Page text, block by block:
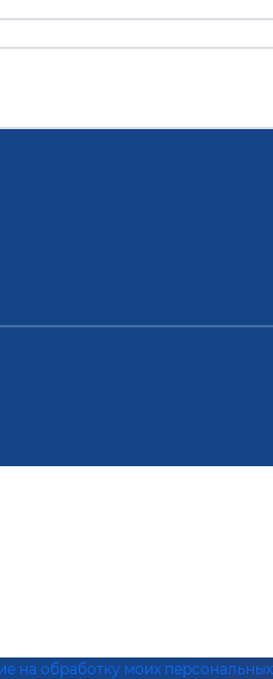
на обработку моих